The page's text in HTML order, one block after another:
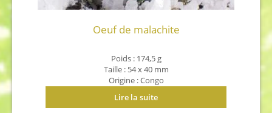
Oeuf de malachite
Poids : 174,5 g
Taille : 54 x 40 mm
Origine : Congo
Lire la suite